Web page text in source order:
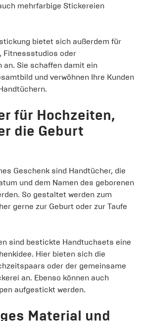
mehrfarbige Stickereien
bietet sich außerdem für
Fitnessstudios oder
an. Sie schaffen damit ein
und verwöhnen Ihre Kunden
für Hochzeiten,
die Geburt
Geschenk sind Handtücher, die
und dem Namen des geborenen
So gestaltet werden zum
gerne zur Geburt oder zur Taufe
sind bestickte Handtuchsets eine
Hier bieten sich die
oder der gemeinsame
an. Ebenso können auch
aufgestickt werden.
Material und